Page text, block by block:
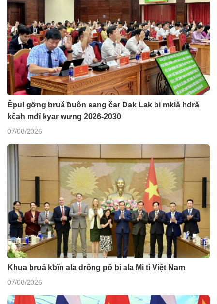
Êpul gơ̆ng bruă ƀuôn sang čar Dak Lak bi mklă hdră
kčah mđĭ kyar wưng 2026-2030
07/08/2026
Khua bruă kƀĭn ala drông pô bi ala Mi ti Việt Nam
07/08/2026